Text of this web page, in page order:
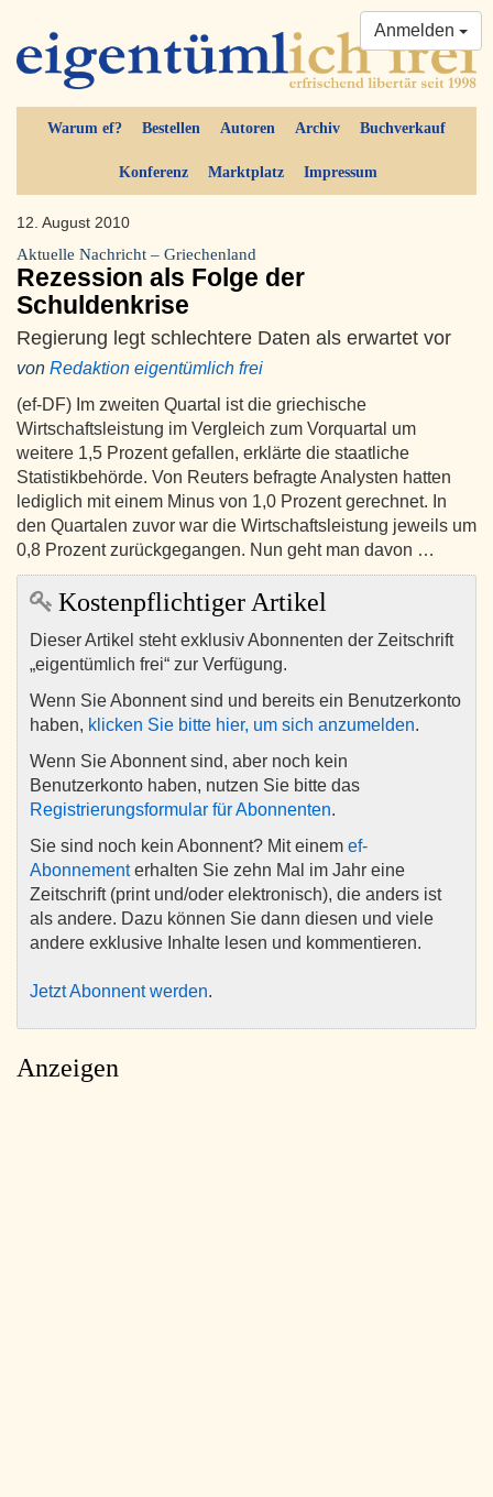
Warum ef? Bestellen Autoren Archiv Buchverkauf
Konferenz Marktplatz Impressum
Anmelden
12. August 2010
Aktuelle Nachricht – Griechenland
Rezession als Folge der
Schuldenkrise
Regierung legt schlechtere Daten als erwartet vor
von Redaktion eigentümlich frei
(ef-DF) Im zweiten Quartal ist die griechische
Wirtschaftsleistung im Vergleich zum Vorquartal um
weitere 1,5 Prozent gefallen, erklärte die staatliche
Statistikbehörde. Von Reuters befragte Analysten hatten
lediglich mit einem Minus von 1,0 Prozent gerechnet. In
den Quartalen zuvor war die Wirtschaftsleistung jeweils um
0,8 Prozent zurückgegangen. Nun geht man davon …
Kostenpflichtiger Artikel
Dieser Artikel steht exklusiv Abonnenten der Zeitschrift
„eigentümlich frei“ zur Verfügung.
Wenn Sie Abonnent sind und bereits ein Benutzerkonto
haben, klicken Sie bitte hier, um sich anzumelden.
Wenn Sie Abonnent sind, aber noch kein
Benutzerkonto haben, nutzen Sie bitte das
Registrierungsformular für Abonnenten.
Sie sind noch kein Abonnent? Mit einem ef-
Abonnementerhalten Sie zehn Mal im Jahr eine
Zeitschrift (print und/oder elektronisch), die anders ist
als andere. Dazu können Sie dann diesen und viele
andere exklusive Inhalte lesen und kommentieren.
Jetzt Abonnent werden.
Anzeigen